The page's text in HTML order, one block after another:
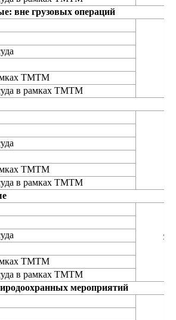
вне грузовых операций
ТМТМ
в рамках ТМТМ
ТМТМ
в рамках ТМТМ
за
ТМТМ
в рамках ТМТМ
мероприятий